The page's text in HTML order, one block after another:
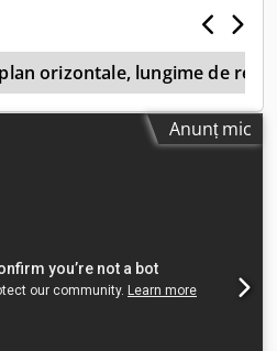
șlefuit: 125 mm - Dimensiuni:
380 kg
orizontale, lungime de
Anunț mic